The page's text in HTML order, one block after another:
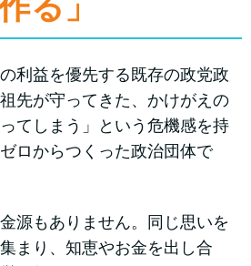
利益を優先する既存の政党政
先が守ってきた、かけがえの
てしまう」という危機感を持
ロからつくった政治団体で
源もありません。同じ思いを
まり、知恵やお金を出し合